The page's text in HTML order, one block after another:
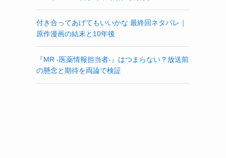
付き合ってあげてもいいかな 最終回ネタバレ｜
原作漫画の結末と10年後
『MR -医薬情報担当者-』はつまらない？放送前
の懸念と期待を両論で検証